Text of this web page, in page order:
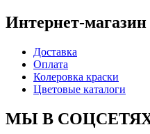
Интернет-магазин
Доставка
Оплата
Колеровка краски
Цветовые каталоги
МЫ В